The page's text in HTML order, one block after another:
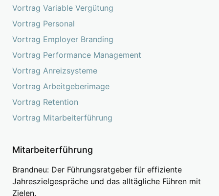
Vortrag Variable Vergütung
Vortrag Personal
Vortrag Employer Branding
Vortrag Performance Management
Vortrag Anreizsysteme
Vortrag Arbeitgeberimage
Vortrag Retention
Vortrag Mitarbeiterführung
Mitarbeiterführung
Brandneu: Der Führungsratgeber für effiziente
Jahreszielgespräche und das alltägliche Führen mit
Zielen.